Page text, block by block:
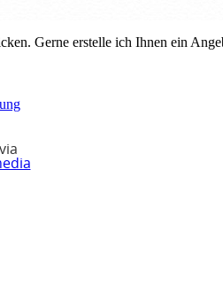
Gerne erstelle ich Ihnen ein